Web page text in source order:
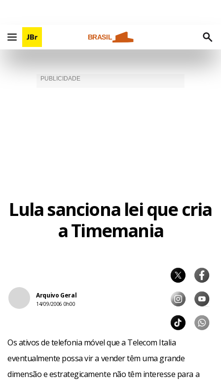
BRASIL
Lula sanciona lei que cria
a Timemania
Arquivo Geral
14/09/2006 0h00
Os ativos de telefonia móvel que a Telecom Italia
eventualmente possa vir a vender têm uma grande
dimensão e estrategicamente não têm interesse para a